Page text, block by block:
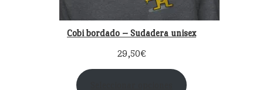
Cobi bordado – Sudadera unisex
29,50€